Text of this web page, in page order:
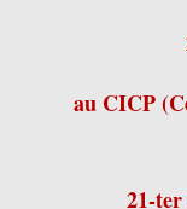
au CICP
21-